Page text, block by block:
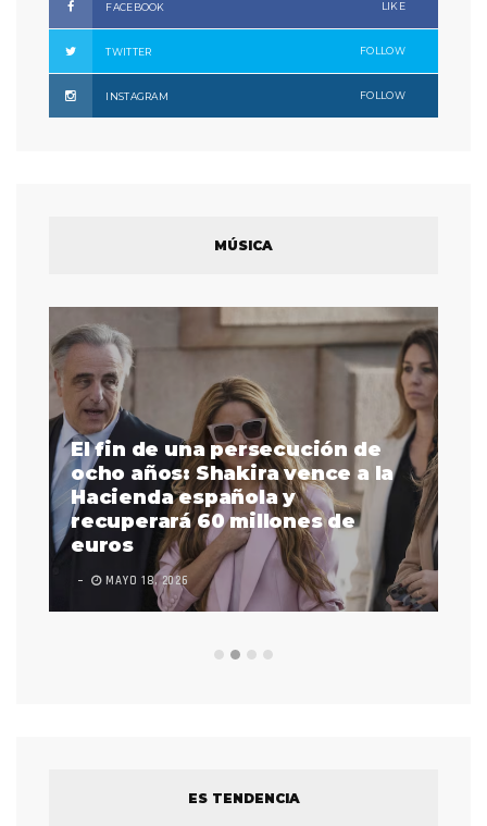
FACEBOOK LIKE
TWITTER FOLLOW
INSTAGRAM FOLLOW
MÚSICA
El fin de una persecución de
ocho años: Shakira vence a la
Hacienda española y
recuperará 60 millones de
euros
MAYO 18, 2026
ES TENDENCIA